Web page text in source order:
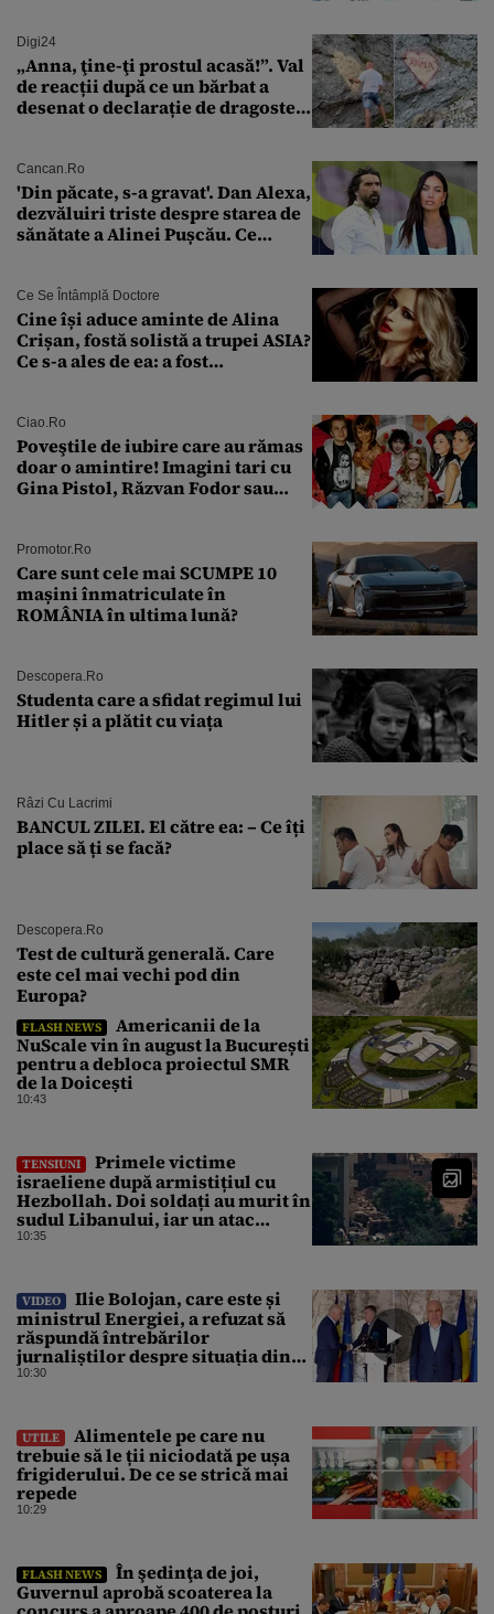
Digi24
„Anna, ţine-ţi prostul acasă!”. Val
de reacții după ce un bărbat a
desenat o declarație de dragoste
Cancan.ro
'Din păcate, s-a gravat'. Dan Alexa,
dezvăluiri triste despre starea de
sănătate a Alinei Pușcău. Ce
Ce Se Întâmplă Doctore
Cine își aduce aminte de Alina
Crișan, fostă solistă a trupei ASIA?
Ce s-a ales de ea: a fost
Ciao.ro
Poveştile de iubire care au rămas
doar o amintire! Imagini tari cu
Gina Pistol, Răzvan Fodor sau
Promotor.ro
Care sunt cele mai SCUMPE 10
mașini înmatriculate în
ROMÂNIA în ultima lună?
Descopera.ro
Studenta care a sfidat regimul lui
Hitler și a plătit cu viața
Râzi Cu Lacrimi
BANCUL ZILEI. El către ea: – Ce îți
place să ți se facă?
Descopera.ro
Test de cultură generală. Care
este cel mai vechi pod din
Europa?
FLASH NEWS
Americanii de la
NuScale vin în august la București
pentru a debloca proiectul SMR
de la Doicești
10:43
TENSIUNI
Primele victime
israeliene după armistițiul cu
Hezbollah. Doi soldați au murit în
sudul Libanului, iar un atac
aerian israelian a ucis un civil
10:35
VIDEO
Ilie Bolojan, care este și
ministrul Energiei, a refuzat să
răspundă întrebărilor
jurnaliștilor despre situația din
energie. România traversează în
10:30
UTILE
Alimentele pe care nu
trebuie să le ții niciodată pe ușa
frigiderului. De ce se strică mai
repede
10:29
FLASH NEWS
În şedinţa de joi,
Guvernul aprobă scoaterea la